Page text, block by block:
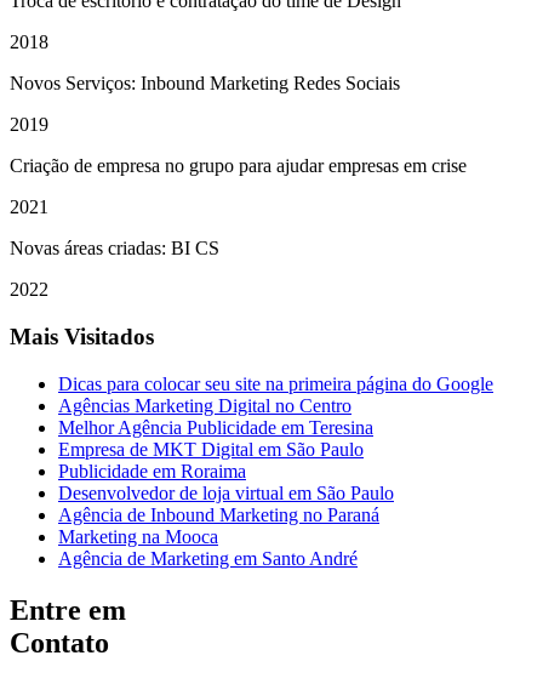
2018
Novos Serviços: Inbound Marketing Redes Sociais
2019
Criação de empresa no grupo para ajudar empresas em crise
2021
Novas áreas criadas: BI CS
2022
Mais Visitados
Dicas para colocar seu site na primeira página do Google
Agências Marketing Digital no Centro
Melhor Agência Publicidade em Teresina
Empresa de MKT Digital em São Paulo
Publicidade em Roraima
Desenvolvedor de loja virtual em São Paulo
Agência de Inbound Marketing no Paraná
Marketing na Mooca
Agência de Marketing em Santo André
Entre em
Contato